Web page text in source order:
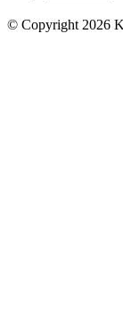
© Copyright 2026